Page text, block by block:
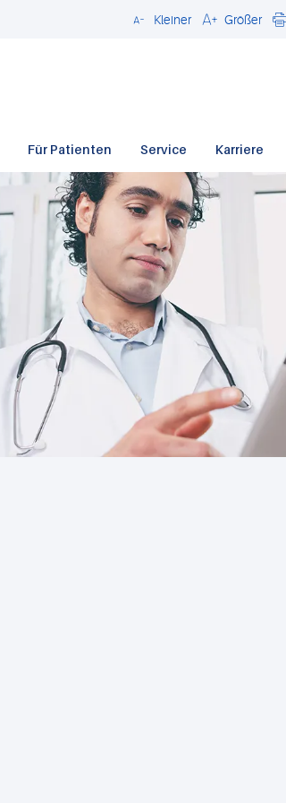
Schließen
Kleiner Größer
Für Patienten Service Karriere